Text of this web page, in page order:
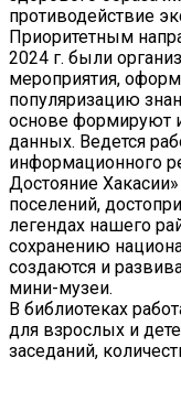
противодействие
Приоритетным
2024 г. были
мероприятия,
популяризацию
основе формируют
данных. Ведется
информационного
Достояние
поселений,
легендах нашего
сохранению
создаются и
мини-музеи.
В библиотеках
для взрослых и
заседаний,